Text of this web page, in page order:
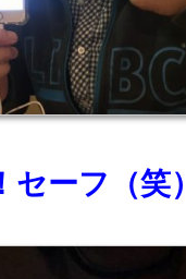
セーフ（笑）